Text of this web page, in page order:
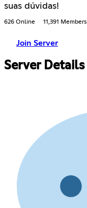
suas dúvidas!
626 Online 11,391 Members
Join Server
Server Details